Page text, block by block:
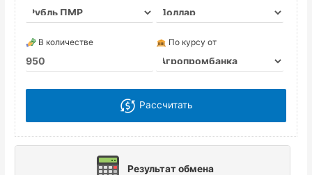
В количестве По курсу от
Рассчитать
Результат обмена